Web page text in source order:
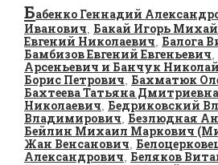
Бабенко Геннадий
Иванович, Бакай Игорь
Евгений Николаевич, Балога
Бамбизов Евгений Евгеньевич,
Арсеньевич и Банчук
Борис Петрович, Бахматюк
Бахтеева Татьяна Дмитриевна
Николаевич, Бедриковский
Владимирович, Безлюдная
Бейлин Михаил Маркович
Жан Венсанович,
Александрович, Беляков